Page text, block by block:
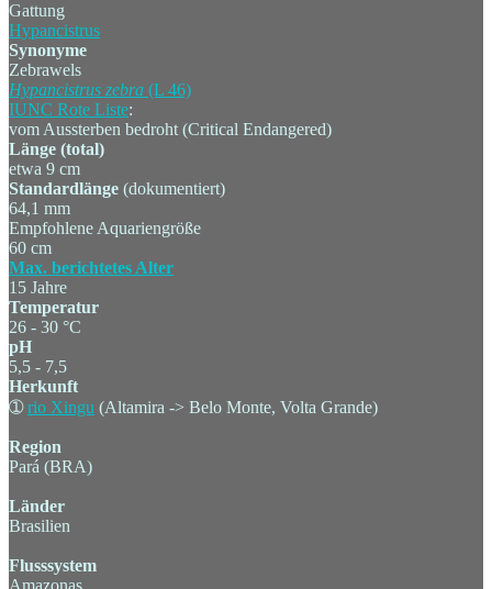
Gattung
Hypancistrus
Synonyme
Zebrawels
Hypancistrus zebra (L 46)
IUNC Rote Liste:
vom Aussterben bedroht (Critical Endangered)
Länge (total)
etwa 9 cm
Standardlänge (dokumentiert)
64,1 mm
Empfohlene Aquariengröße
60 cm
Max. berichtetes Alter
15 Jahre
Temperatur
26 - 30 °C
pH
5,5 - 7,5
Herkunft
➀rio Xingu (Altamira -> Belo Monte, Volta Grande)
Region
Pará (BRA)
Länder
Brasilien
Flusssystem